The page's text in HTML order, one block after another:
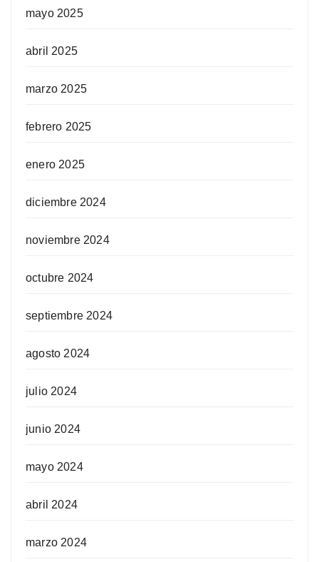
mayo 2025
abril 2025
marzo 2025
febrero 2025
enero 2025
diciembre 2024
noviembre 2024
octubre 2024
septiembre 2024
agosto 2024
julio 2024
junio 2024
mayo 2024
abril 2024
marzo 2024